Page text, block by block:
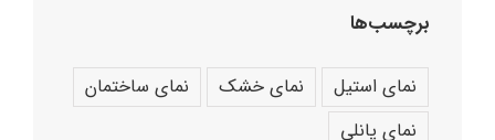
برچسب‌ها
نمای استیل نمای خشک
نمای ساختمان
نمای پانلی